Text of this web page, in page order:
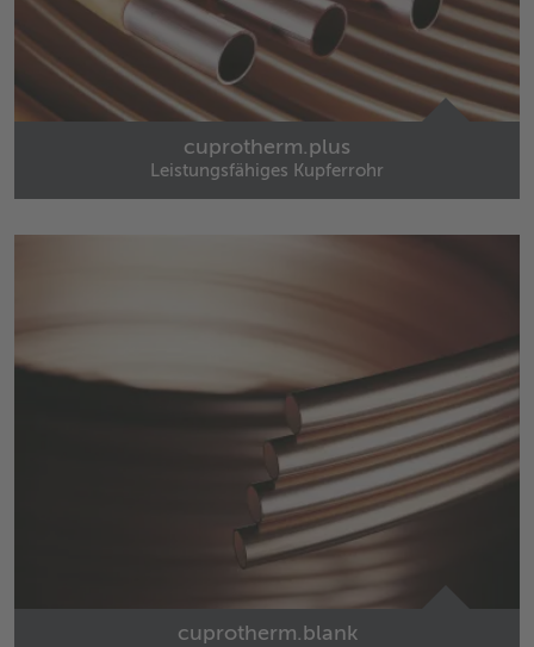
cuprotherm.plus
Leistungsfähiges Kupferrohr
cuprotherm.blank